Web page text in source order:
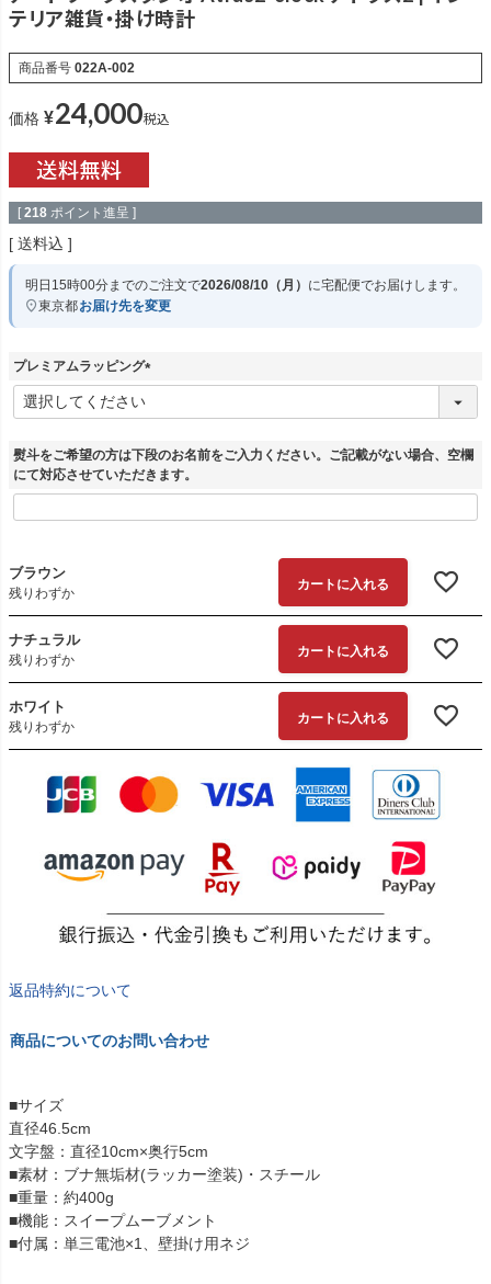
テリア雑貨・掛け時計
商品番号 022A-002
価格 ¥24,000税込
[ 218 ポイント進呈 ]
送料込
明日 15時00分までのご注文で2026/08/10（月） に宅配便でお届けします。
東京都お届け先を変更
プレミアムラッピング
(
)
熨斗をご希望の方は下段のお名前をご入力ください。ご記載がない場合、空欄
にて対応させていただきます。
ブラウン
残りわずか
カートに入れる
ナチュラル
残りわずか
カートに入れる
ホワイト
残りわずか
カートに入れる
返品特約について
商品についてのお問い合わせ
■サイズ
直径46.5cm
文字盤：直径10cm×奥行5cm
■素材：ブナ無垢材(ラッカー塗装)・スチール
■重量：約400g
■機能：スイープムーブメント
■付属：単三電池×1、壁掛け用ネジ